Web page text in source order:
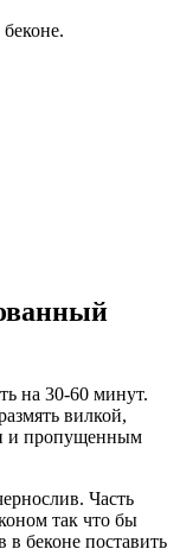
на 30-60 минут.
вилкой,
и пропущенным
Часть
так что бы
беконе поставить